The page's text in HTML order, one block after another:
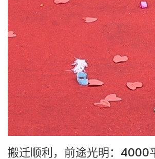
搬迁顺利，前途光明：4000